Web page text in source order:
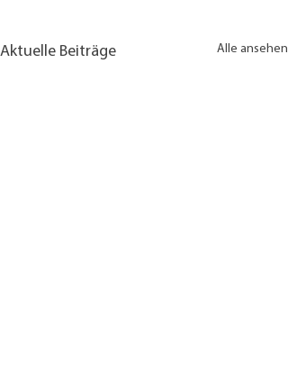
Aktuelle Beiträge Alle ansehen